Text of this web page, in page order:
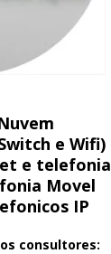
e Wifi)
e telefonia
Movel
IP
consultores: